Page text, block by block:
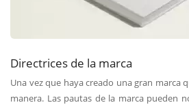
Directrices de la marca
Una vez que haya creado una gran marca
manera. Las pautas de la marca pueden